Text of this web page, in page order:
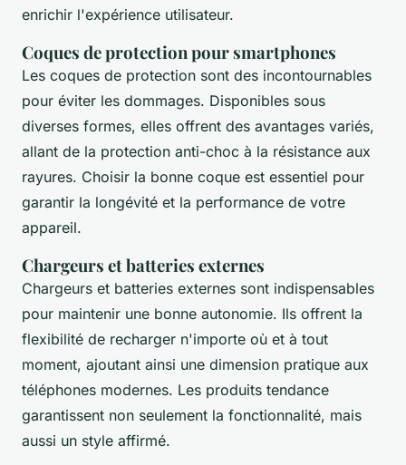
enrichir l'expérience utilisateur.
Coques de protection pour smartphones
Les coques de protection sont des incontournables
pour éviter les dommages. Disponibles sous
diverses formes, elles offrent des avantages variés,
allant de la protection anti-choc à la résistance aux
rayures. Choisir la bonne coque est essentiel pour
garantir la longévité et la performance de votre
appareil.
Chargeurs et batteries externes
Chargeurs et batteries externes sont indispensables
pour maintenir une bonne autonomie. Ils offrent la
flexibilité de recharger n'importe où et à tout
moment, ajoutant ainsi une dimension pratique aux
téléphones modernes. Les produits tendance
garantissent non seulement la fonctionnalité, mais
aussi un style affirmé.